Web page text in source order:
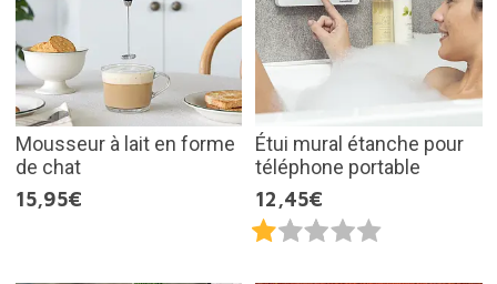
Mousseur à lait en forme
de chat
15,95€
Étui mural étanche pour
téléphone portable
12,45€